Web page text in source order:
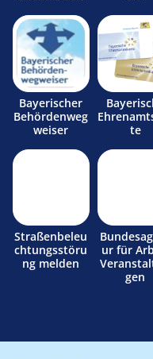
Bayerischer
Behördenweg
weiser
te
Straßenbeleu
chtungsstöru
ng melden
ur für
gen